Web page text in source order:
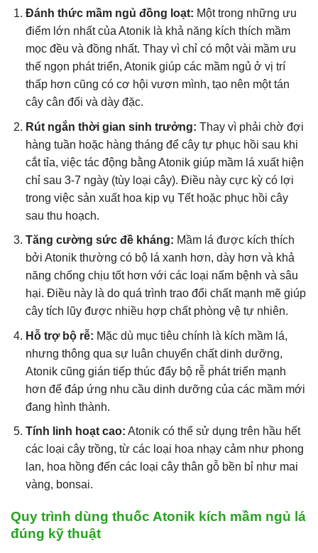
Đánh thức mầm ngủ đồng loạt: Một trong những ưu
điểm lớn nhất của Atonik là khả năng kích thích mầm
mọc đều và đồng nhất. Thay vì chỉ có một vài mầm ưu
thế ngọn phát triển, Atonik giúp các mầm ngủ ở vị trí
thấp hơn cũng có cơ hội vươn mình, tạo nên một tán
cây cân đối và dày đặc.
Rút ngắn thời gian sinh trưởng: Thay vì phải chờ đợi
hàng tuần hoặc hàng tháng để cây tự phục hồi sau khi
cắt tỉa, việc tác động bằng Atonik giúp mầm lá xuất hiện
chỉ sau 3-7 ngày (tùy loại cây). Điều này cực kỳ có lợi
trong việc sản xuất hoa kịp vụ Tết hoặc phục hồi cây
sau thu hoạch.
Tăng cường sức đề kháng: Mầm lá được kích thích
bởi Atonik thường có bộ lá xanh hơn, dày hơn và khả
năng chống chịu tốt hơn với các loại nấm bệnh và sâu
hại. Điều này là do quá trình trao đổi chất mạnh mẽ giúp
cây tích lũy được nhiều hợp chất phòng vệ tự nhiên.
Hỗ trợ bộ rễ: Mặc dù mục tiêu chính là kích mầm lá,
nhưng thông qua sự luân chuyển chất dinh dưỡng,
Atonik cũng gián tiếp thúc đẩy bộ rễ phát triển mạnh
hơn để đáp ứng nhu cầu dinh dưỡng của các mầm mới
đang hình thành.
Tính linh hoạt cao: Atonik có thể sử dụng trên hầu hết
các loại cây trồng, từ các loại hoa nhạy cảm như phong
lan, hoa hồng đến các loại cây thân gỗ bền bỉ như mai
vàng, bonsai.
Quy trình dùng thuốc Atonik kích mầm ngủ lá
đúng kỹ thuật